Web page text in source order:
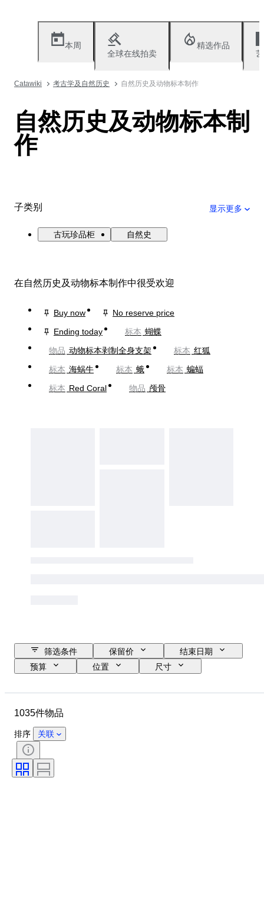
本周
全球在线拍卖
精选作品
Catawiki 考古学及自然历史 自然历史及动物标本制作
自然历史及动物标本制
作
子类别 显示更多
古玩珍品柜 自然史
在自然历史及动物标本制作中很受欢迎
Buy now
No reserve price
Ending today
标本 蝴蝶
物品 动物标本剥制全身支架 标本 红狐
标本 海蜗牛 标本 蛾 标本 蝙蝠
标本 Red Coral 物品 颅骨
筛选条件 保留价
结束日期
预算
位置
尺寸
时期
细度
签名
矿物形态
原创作品／复制品
1035件物品
排序 关联